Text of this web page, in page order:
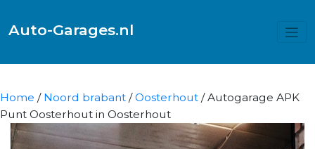
Auto-Garages.nl
Home / Noord brabant /Oosterhout / Autogarage APK
Punt Oosterhout in Oosterhout